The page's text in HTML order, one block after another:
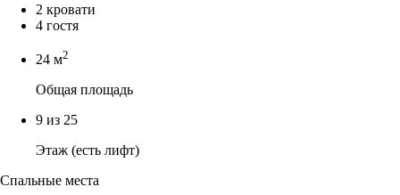
2 кровати
4 гостя
24 м2
Общая площадь
9 из 25
Этаж (есть лифт)
Спальные места